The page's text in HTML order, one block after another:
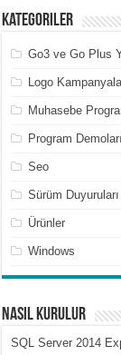
Kategoriler
Go3 ve Go Plus
Logo
Muhasebe
Program
Seo
Sürüm Duyuruları
Ürünler
Windows
Nasıl Kurulur
SQL Server 2014